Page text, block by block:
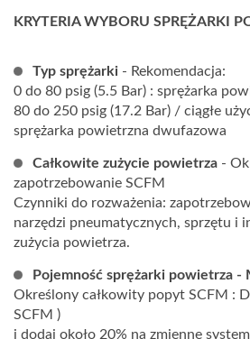
KRYTERIA WYBORU SPRĘŻARKI
Typ sprężarki - Rekomendacja:
0 do 80 psig (5.5 Bar) : sprężarka
80 do 250 psig (17.2 Bar) / ciągłe
sprężarka powietrzna dwufazowa
Całkowite zużycie powietrza -
zapotrzebowanie SCFM
Czynniki do rozważenia:
narzędzi pneumatycznych, sprzętu i
zużycia powietrza.
Pojemność sprężarki powietrza -
Określony całkowity popyt SCFM :
SCFM )
i dodaj około 20% na zmienne